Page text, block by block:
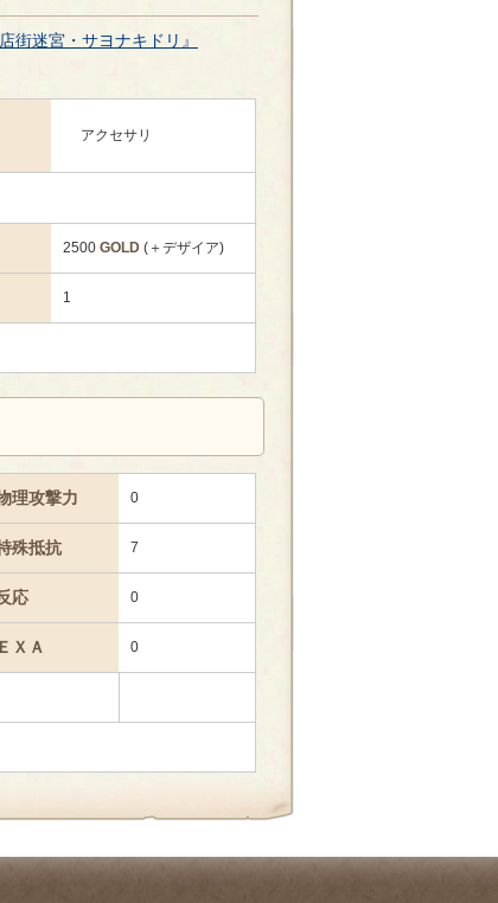
街迷宮・サヨナキドリ』
アクセサリ
2500 GOLD(＋デザイア)
1
理攻撃力 0
殊抵抗 7
応 0
ＥＸＡ 0